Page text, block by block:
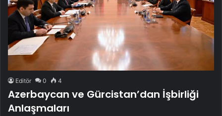
Editör 0 4
Azerbaycan ve Gürcistan’dan İşbirliği
Anlaşmaları